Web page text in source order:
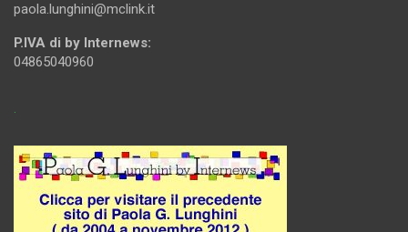
paola.lunghini@mclink.it
P.IVA di by Internews:
04865040960
.